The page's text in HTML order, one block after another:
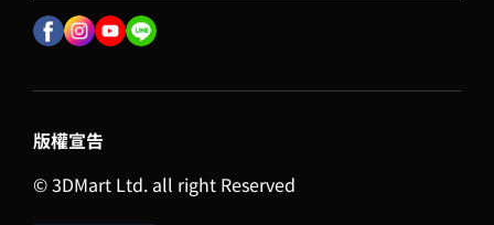
版權宣告
© 3DMart Ltd. all right Reserved